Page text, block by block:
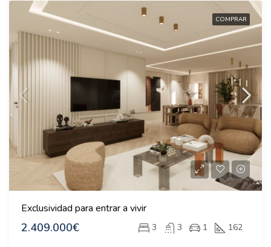
COMPRAR
Exclusividad para entrar a vivir
2.409.000€ 3 3 1 162